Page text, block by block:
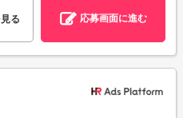
る 応募画面に進む